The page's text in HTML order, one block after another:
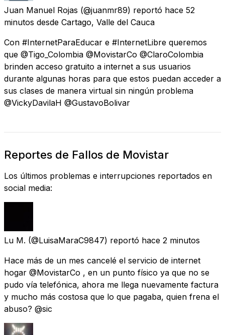
Juan Manuel Rojas (@juanmr89) reportó hace 52
minutos desde Cartago, Valle del Cauca
Con #InternetParaEducar e #InternetLibre queremos
que @Tigo_Colombia @MovistarCo @ClaroColombia
brinden acceso gratuito a internet a sus usuarios
durante algunas horas para que estos puedan acceder a
sus clases de manera virtual sin ningún problema
@VickyDavilaH @GustavoBolivar
Reportes de Fallos de Movistar
Los últimos problemas e interrupciones reportados en
social media:
Lu M. (@LuisaMaraC9847) reportó hace 2 minutos
Hace más de un mes cancelé el servicio de internet
hogar @MovistarCo , en un punto físico ya que no se
pudo vía telefónica, ahora me llega nuevamente factura
y mucho más costosa que lo que pagaba, quien frena el
abuso? @sic